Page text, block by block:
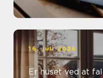
16. juli 2026
Er huset ved at